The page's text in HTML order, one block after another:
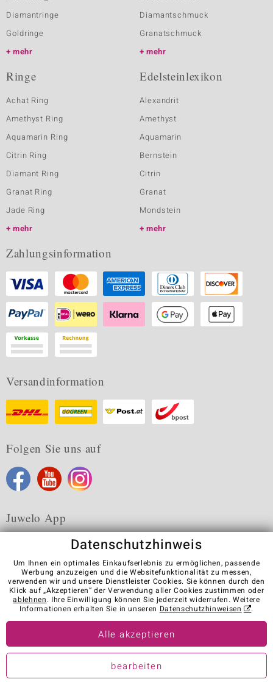
Diamantringe
Goldringe
mehr
Diamantschmuck
Granatschmuck
mehr
Ringe
Achat Ring
Amethyst Ring
Aquamarin Ring
Citrin Ring
Diamant Ring
Granat Ring
Jade Ring
mehr
Edelsteinlexikon
Alexandrit
Amethyst
Aquamarin
Bernstein
Citrin
Granat
Mondstein
mehr
Zahlungsinformation
Versandinformation
Folgen Sie uns auf
Juwelo App
Karriere AGB Datenschutz Cookies
Impressum
Kontakt
Vertrag widerrufen
Visit our stores in other countries:
© Juwelo Deutschland GmbH (ein Tochterunternehmen der elumeo
SE)
Datenschutzhinweis
Um Ihnen ein optimales Einkaufserlebnis zu ermöglichen, passende
Werbung anzuzeigen und die Websitefunktionalität zu messen,
verwenden wir und unsere Dienstleister Cookies. Sie können durch den
Klick auf „Akzeptieren“ der Verwendung aller Cookies zustimmen oder
ablehnen. Ihre Einwilligung können Sie jederzeit widerrufen. Weitere
Informationen erhalten Sie in unseren Datenschutzhinweisen .
Alle akzeptieren
bearbeiten